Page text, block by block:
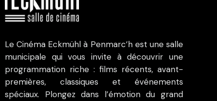
Le Cinéma Eckmühl à Penmarc’h est une salle
municipale qui vous invite à découvrir une
programmation riche : films récents, avant-
premières, classiques et événements
spéciaux. Plongez dans l’émotion du grand